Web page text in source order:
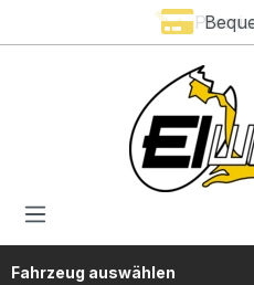
Fahrzeug auswählen